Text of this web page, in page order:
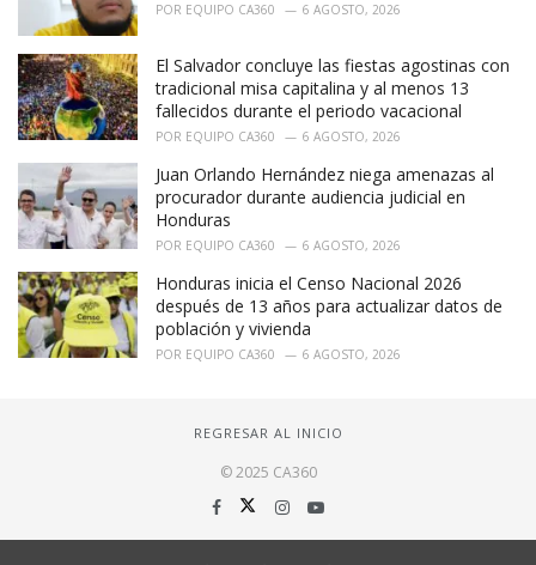
POR EQUIPO CA360 6 AGOSTO, 2026
El Salvador concluye las fiestas agostinas con
tradicional misa capitalina y al menos 13
fallecidos durante el periodo vacacional
POR EQUIPO CA360 6 AGOSTO, 2026
Juan Orlando Hernández niega amenazas al
procurador durante audiencia judicial en
Honduras
POR EQUIPO CA360 6 AGOSTO, 2026
Honduras inicia el Censo Nacional 2026
después de 13 años para actualizar datos de
población y vivienda
POR EQUIPO CA360 6 AGOSTO, 2026
REGRESAR AL INICIO
© 2025 CA360